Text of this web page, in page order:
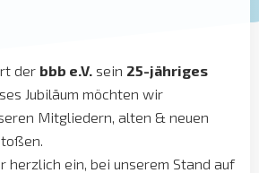
der bbb e.V. sein 25-jähriges
Jubiläum möchten wir
Mitgliedern, alten & neuen
herzlich ein, bei unserem Stand auf